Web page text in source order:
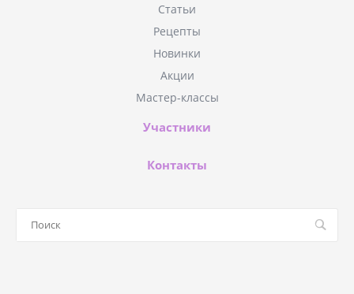
Статьи
Рецепты
Новинки
Акции
Мастер-классы
Участники
Контакты